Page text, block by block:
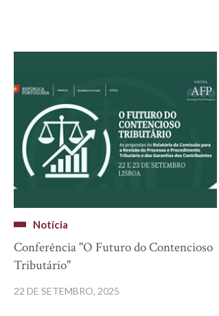
Notícia
Conferência "O Futuro do Contencioso
Tributário"
22 DE SETEMBRO, 2025